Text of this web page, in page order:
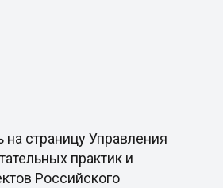
страницу Управления
практик и
Российского